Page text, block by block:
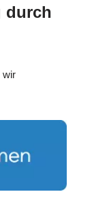
durch
wir